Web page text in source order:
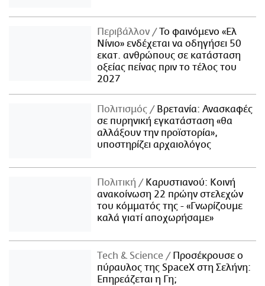
Περιβάλλον
Το φαινόμενο «Ελ
Νίνιο» ενδέχεται να οδηγήσει 50
εκατ. ανθρώπους σε κατάσταση
οξείας πείνας πριν το τέλος του
2027
Πολιτισμός
Βρετανία: Ανασκαφές
σε πυρηνική εγκατάσταση «θα
αλλάξουν την προϊστορία»,
υποστηρίζει αρχαιολόγος
Πολιτική
Καρυστιανού: Κοινή
ανακοίνωση 22 πρώην στελεχών
του κόμματός της - «Γνωρίζουμε
καλά γιατί αποχωρήσαμε»
Τech & Science
Προσέκρουσε ο
πύραυλος της SpaceX στη Σελήνη:
Επηρεάζεται η Γη;